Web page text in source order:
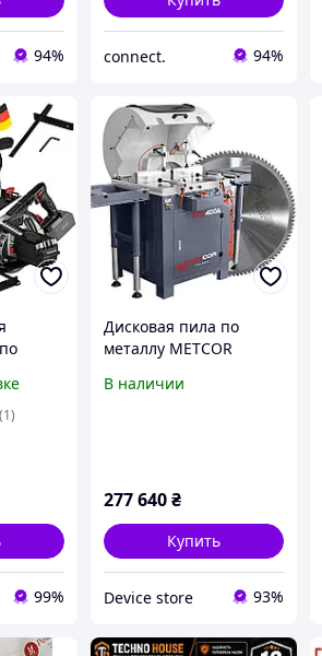
94% connect. 94%
(1)
99%
Дисковая пила по
металлу METCOR
В наличии
277 640₴
Купить
Device store 93%